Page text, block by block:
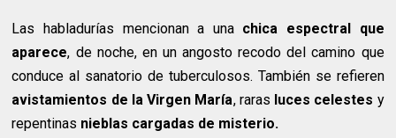
Las habladurías mencionan a una chica espectral que
aparece, de noche, en un angosto recodo del camino que
conduce al sanatorio de tuberculosos. También se refieren
avistamientos de la Virgen María, raras luces celestes y
repentinas nieblas cargadas de misterio.